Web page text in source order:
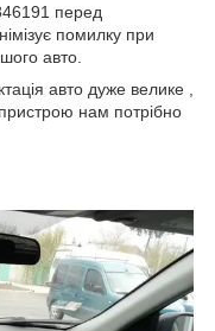
перед
помилку при
авто.
авто дуже велике ,
нам потрібно